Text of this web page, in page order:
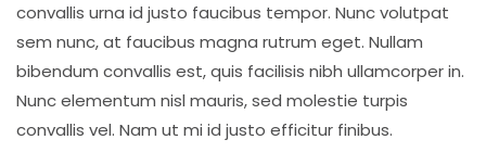
convallis urna id justo faucibus tempor. Nunc volutpat
sem nunc, at faucibus magna rutrum eget. Nullam
bibendum convallis est, quis facilisis nibh ullamcorper in.
Nunc elementum nisl mauris, sed molestie turpis
convallis vel. Nam ut mi id justo efficitur finibus.